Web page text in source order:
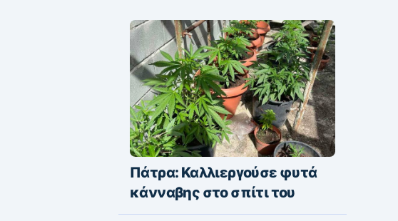
Πάτρα: Καλλιεργούσε φυτά
κάνναβης στο σπίτι του